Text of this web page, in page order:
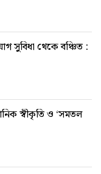
সুবিধা থেকে বঞ্চিত :
স্বীকৃতি ও ‘সমতল